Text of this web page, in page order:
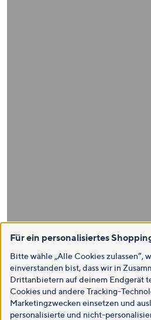
Für ein personalisiertes
Bitte wähle „Alle Cookies zulassen“,
einverstanden bist, dass wir in
Drittanbietern auf deinem Endgerät
Cookies und andere Tracking-
Marketingzwecken einsetzen und
personalisierte und nicht-